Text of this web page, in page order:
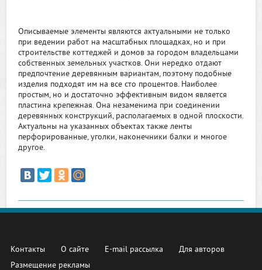
Описываемые элементы являются актуальными не только
при ведении работ на масштабных площадках, но и при
строительстве коттеджей и домов за городом владельцами
собственных земельных участков. Они нередко отдают
предпочтение деревянным вариантам, поэтому подобные
изделия подходят им на все сто процентов. Наиболее
простым, но и достаточно эффективным видом является
пластина крепежная. Она незаменима при соединении
деревянных конструкций, располагаемых в одной плоскости.
Актуальны на указанных объектах также ленты
перфорированные, уголки, наконечники балки и многое
другое.
Контакты О сайте E-mail рассылка
Для авторов
Размещение рекламы